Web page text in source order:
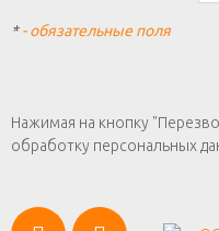
*- обязательные поля
Нажимая на кнопку
обработку персональных